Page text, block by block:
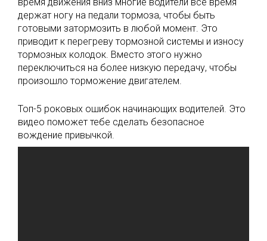
держат ногу на педали тормоза, чтобы быть
готовыми затормозить в любой момент. Это
приводит к перегреву тормозной системы и износу
тормозных колодок. Вместо этого нужно
переключиться на более низкую передачу, чтобы
произошло торможение двигателем.
Топ-5 роковых ошибок начинающих водителей. Это
видео поможет тебе сделать безопасное
вождение привычкой.